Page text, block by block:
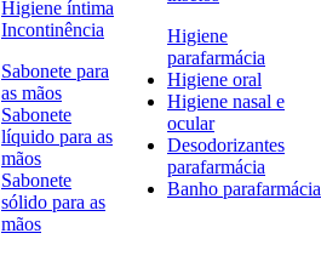
Higiene íntima
Incontinência
Sabonete para
as mãos
Sabonete
líquido para as
mãos
Sabonete
sólido para as
mãos
Higiene
parafarmácia
Higiene oral
Higiene nasal e
ocular
Desodorizantes
parafarmácia
Banho parafarmácia